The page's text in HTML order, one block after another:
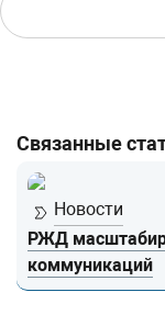
Связанные
Новости
РЖД
коммуникаций